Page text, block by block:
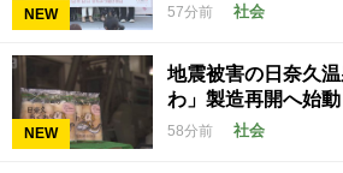
NEW 57分前 社会
NEW
地震被害の日奈久
わ」製造再開へ始動
58分前 社会